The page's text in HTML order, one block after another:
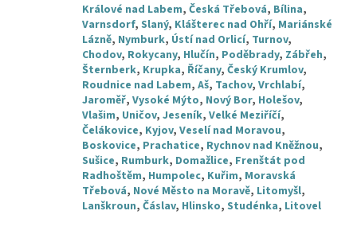
Králové nad Labem, Česká Třebová, Bílina,
Varnsdorf, Slaný, Klášterec nad Ohří, Mariánské
Lázně, Nymburk, Ústí nad Orlicí, Turnov,
Chodov, Rokycany, Hlučín, Poděbrady, Zábřeh,
Šternberk, Krupka, Říčany, Český Krumlov,
Roudnice nad Labem, Aš, Tachov, Vrchlabí,
Jaroměř, Vysoké Mýto, Nový Bor, Holešov,
Vlašim, Uničov, Jeseník, Velké Meziříčí,
Čelákovice, Kyjov, Veselí nad Moravou,
Boskovice, Prachatice, Rychnov nad Kněžnou,
Sušice, Rumburk, Domažlice, Frenštát pod
Radhoštěm, Humpolec, Kuřim, Moravská
Třebová, Nové Město na Moravě, Litomyšl,
Lanškroun, Čáslav, Hlinsko, Studénka, Litovel